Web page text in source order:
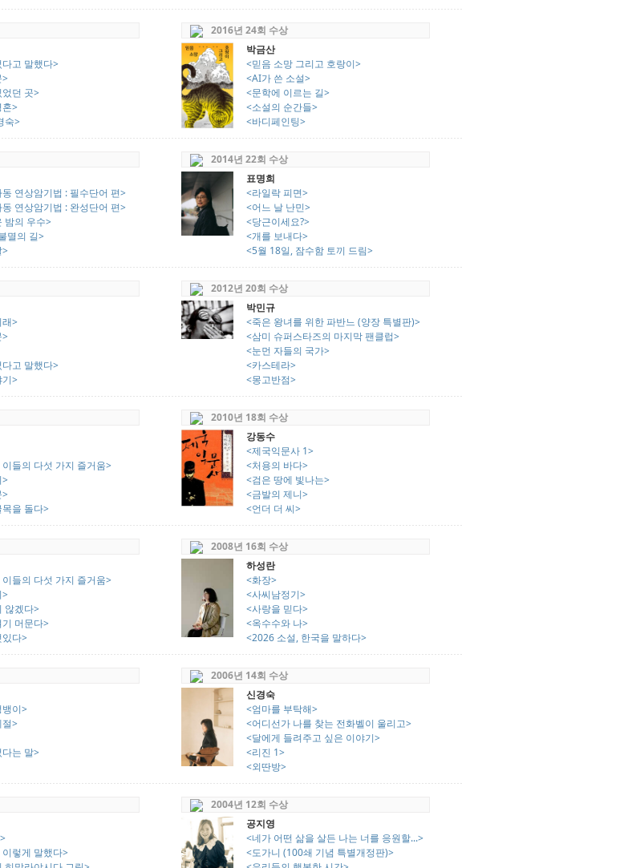
고 말했다>
>
던 곳>
혼>
숙>
2016년 24회 수상
박금산
<믿음 소망 그리고 호랑이>
<AI가 쓴 소설>
<문학에 이르는 길>
<소설의 순간들>
<바디페인팅>
연상암기법 : 필수단어 편>
연상암기법 : 완성단어 편>
밤의 우수>
멸의 길>
>
2014년 22회 수상
표명희
<라일락 피면>
<어느 날 난민>
<당근이세요?>
<개를 보내다>
<5월 18일, 잠수함 토끼 드림>
래>
>
고 말했다>
기>
2012년 20회 수상
박민규
<죽은 왕녀를 위한 파반느 (양장 특별판)>
<삼미 슈퍼스타즈의 마지막 팬클럽>
<눈먼 자들의 국가>
<카스테라>
<몽고반점>
들의 다섯 가지 즐거움>
>
>
을 돌다>
2010년 18회 수상
강동수
<제국익문사 1>
<처용의 바다>
<검은 땅에 빛나는>
<금발의 제니>
<언더 더 씨>
들의 다섯 가지 즐거움>
>
않겠다>
머문다>
다>
2008년 16회 수상
하성란
<화장>
<사씨남정기>
<사랑을 믿다>
<옥수수와 나>
<2026 소설, 한국을 말하다>
이>
절>
는 말>
2006년 14회 수상
신경숙
<엄마를 부탁해>
<어디선가 나를 찾는 전화벨이 울리고>
<달에게 들려주고 싶은 이야기>
<리진 1>
<외딴방>
렇게 말했다>
2004년 12회 수상
공지영
<네가 어떤 삶을 살든 나는 너를 응원할...>
<도가니 (100쇄 기념 특별개정판)>